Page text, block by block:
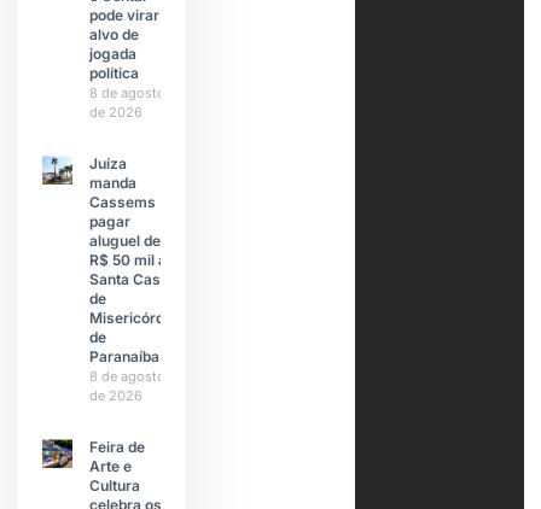
pode virar
alvo de
jogada
política
8 de agosto
de 2026
Juíza
manda
Cassems
pagar
aluguel de
R$ 50 mil à
Santa Casa
de
Misericórdia
de
Paranaíba
8 de agosto
de 2026
Feira de
Arte e
Cultura
celebra os